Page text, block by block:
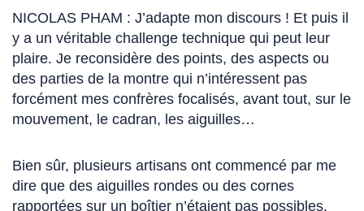
NICOLAS PHAM : J’adapte mon discours ! Et puis il
y a un véritable challenge technique qui peut leur
plaire. Je reconsidère des points, des aspects ou
des parties de la montre qui n’intéressent pas
forcément mes confrères focalisés, avant tout, sur le
mouvement, le cadran, les aiguilles…
Bien sûr, plusieurs artisans ont commencé par me
dire que des aiguilles rondes ou des cornes
rapportées sur un boîtier n’étaient pas possibles.